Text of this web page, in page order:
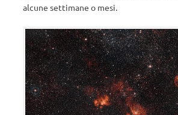
alcune settimane o mesi.